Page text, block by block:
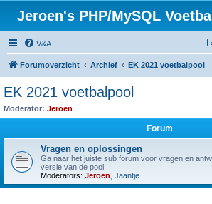
Jeroen's PHP/MySQL
V&A
Forumoverzicht Archief EK 2021 voetbalpool
EK 2021 voetbalpool
Moderator: Jeroen
Forum
Vragen en oplossingen
Ga naar het juiste sub forum voor vragen en
versie van de pool
Moderators: Jeroen Jaantje